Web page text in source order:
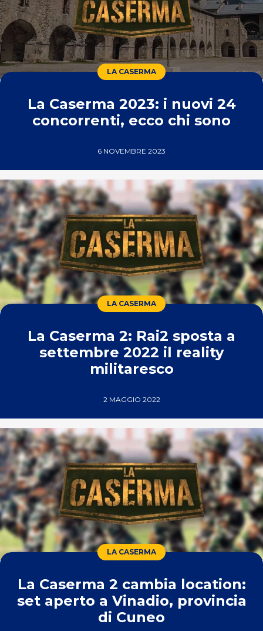
LA CASERMA
La Caserma 2023: i nuovi 24
concorrenti, ecco chi sono
6 NOVEMBRE 2023
LA CASERMA
La Caserma 2: Rai2 sposta a
settembre 2022 il reality
militaresco
2 MAGGIO 2022
LA CASERMA
La Caserma 2 cambia location:
set aperto a Vinadio, provincia
di Cuneo